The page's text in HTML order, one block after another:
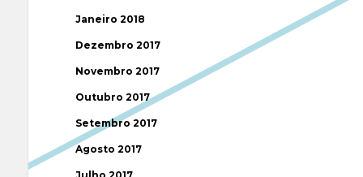
Janeiro 2018
Dezembro 2017
Novembro 2017
Outubro 2017
Setembro 2017
Agosto 2017